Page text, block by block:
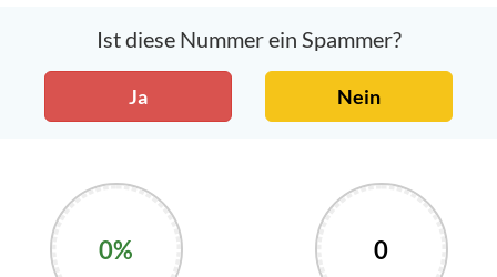
Ist diese Nummer ein Spammer?
Ja Nein
0% 0